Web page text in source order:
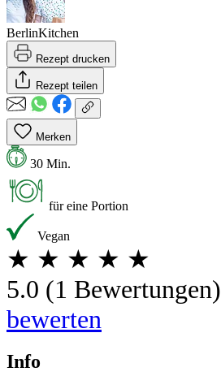
BerlinKitchen
Rezept drucken
Rezept teilen
Merken
30 Min.
für eine Portion
Vegan
★ ★ ★ ★ ★
5.0 (1 Bewertungen)
bewerten
Info